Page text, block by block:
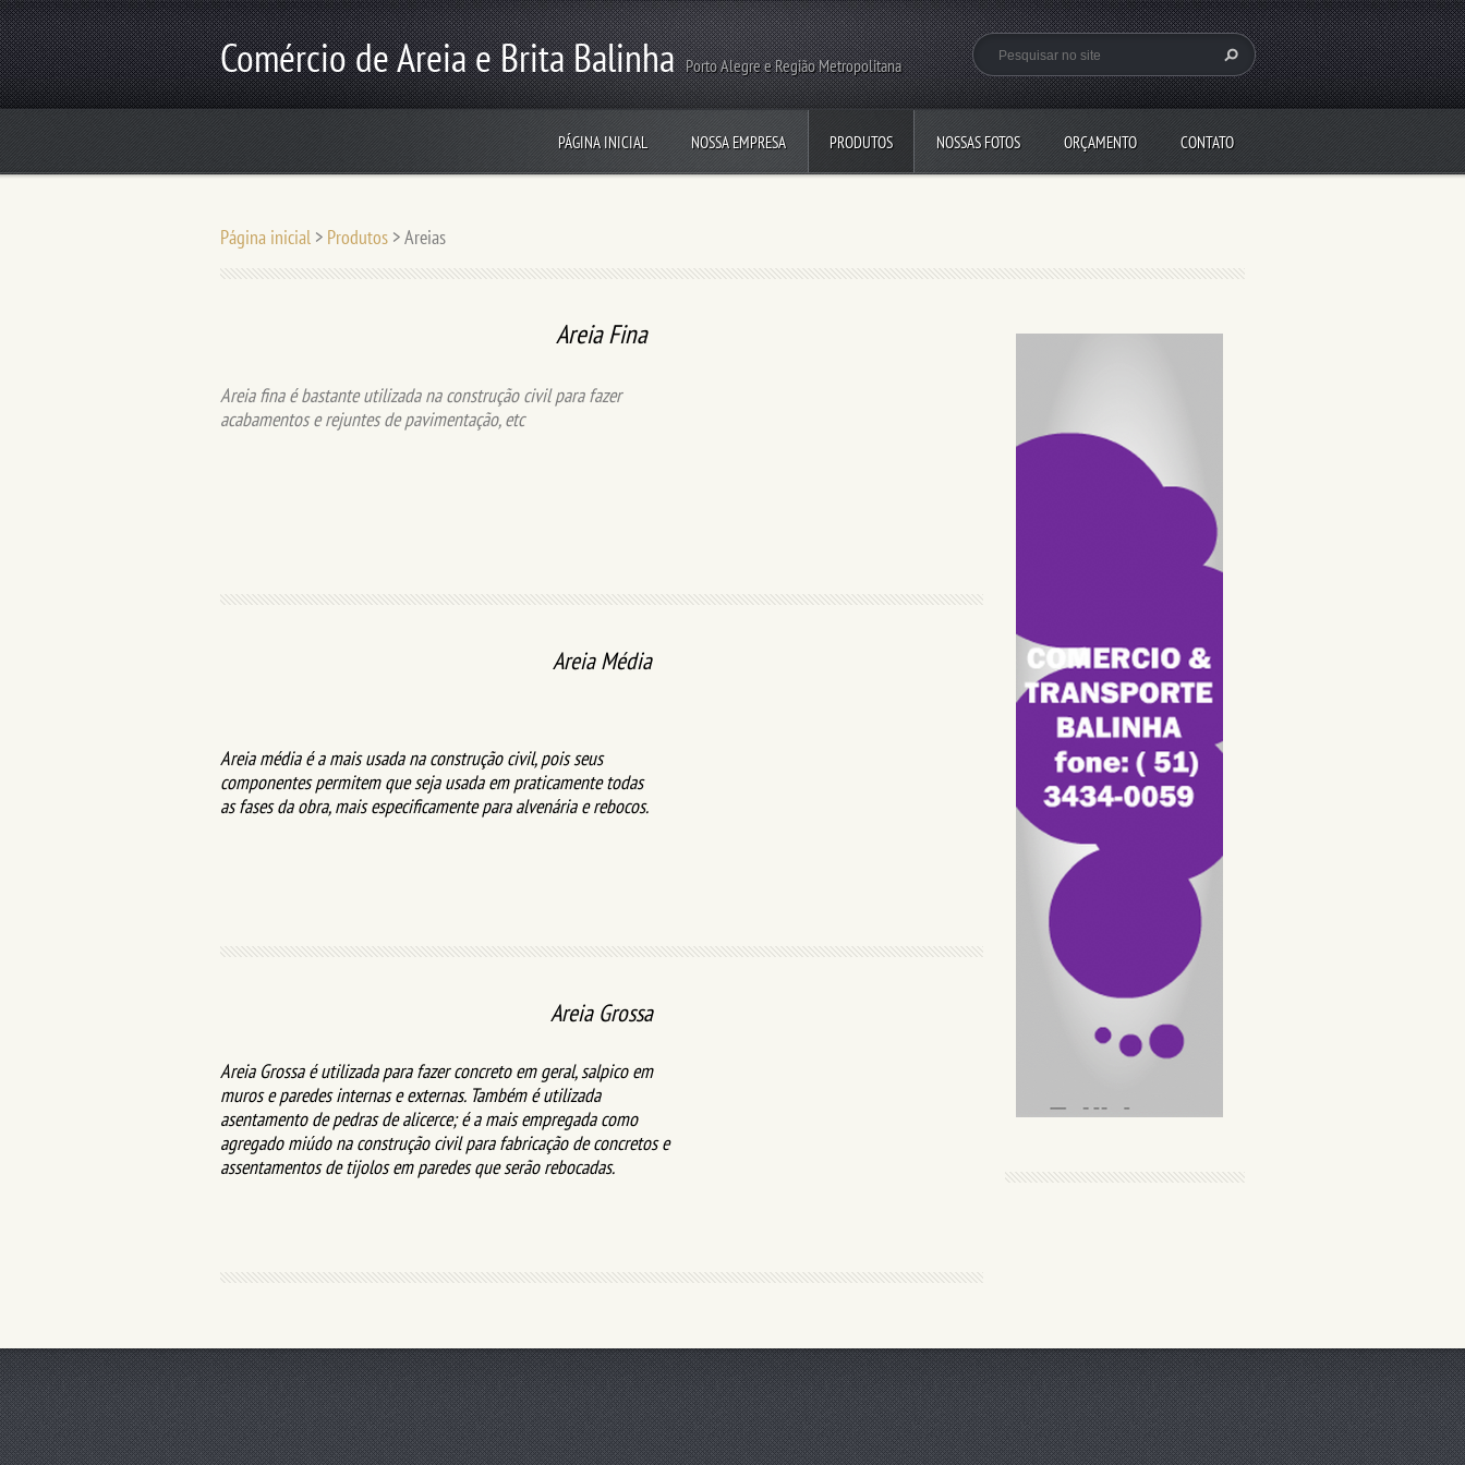
Comércio de Areia e Brita Balinha Porto Alegre e Região Metropolitana
PÁGINA INICIAL NOSSA EMPRESA PRODUTOS NOSSAS FOTOS ORÇAMENTO CONTATO
Página inicial > Produtos >Areias
Areia Fina
Areia fina é bastante utilizada na construção civil para fazer
acabamentos e rejuntes de pavimentação, etc
Areia Média
Areia média é a mais usada na construção civil, pois seus
componentes permitem que seja usada em praticamente todas
as fases da obra, mais especificamente para alvenária e rebocos.
Areia Grossa
Areia Grossa é utilizada para fazer concreto em geral, salpico em
muros e paredes internas e externas. Também é utilizada
asentamento de pedras de alicerce; é a mais empregada como
agregado miúdo na construção civil para fabricação de concretos e
assentamentos de tijolos em paredes que serão rebocadas.